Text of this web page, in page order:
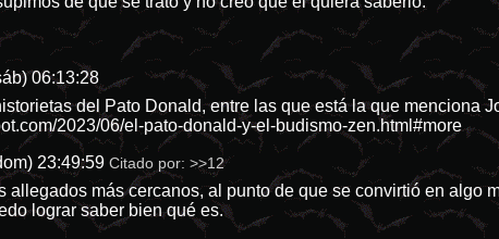
06:13:28
del Pato Donald, entre las que está la que menciona
2023/06/el-pato-donald-y-el-budismo-zen.html#more
23:49:59 Citado por:>>12
allegados más cercanos, al punto de que se convirtió en algo
lograr saber bien qué es.